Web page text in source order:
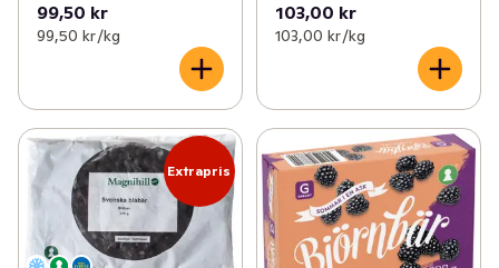
99,50 kr
99,50 kr /kg
103,00 kr
103,00 kr /kg
Extrapris